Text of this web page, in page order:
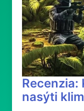
Recenzia:
nasýti